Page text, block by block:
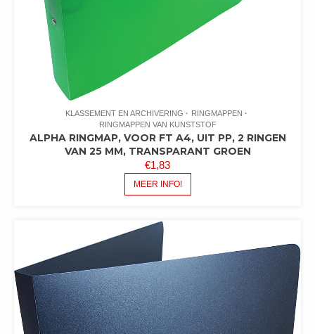
KLASSEMENT EN ARCHIVERING
RINGMAPPEN
RINGMAPPEN VAN KUNSTSTOF
ALPHA RINGMAP, VOOR FT A4, UIT PP, 2 RINGEN
VAN 25 MM, TRANSPARANT GROEN
€1,83
MEER INFO!